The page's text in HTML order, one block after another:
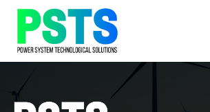
dung